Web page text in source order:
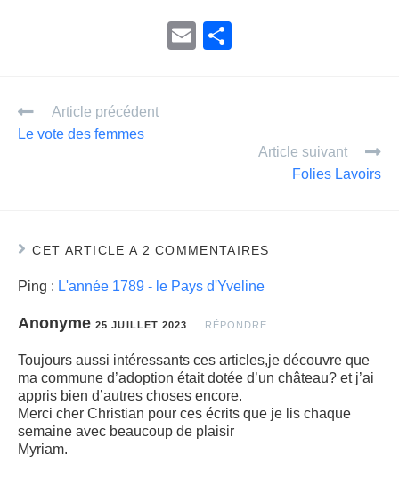
E
er
Article précédent
Le vote des femmes
Article suivant
Folies Lavoirs
CET ARTICLE A 2 COMMENTAIRES
Ping : L'année 1789 - le Pays d'Yveline
Anonyme 25 JUILLET 2023 RÉPONDRE
Toujours aussi intéressants ces articles,je découvre que
ma commune d’adoption était dotée d’un château? et j’ai
appris bien d’autres choses encore.
Merci cher Christian pour ces écrits que je lis chaque
semaine avec beaucoup de plaisir
Myriam.